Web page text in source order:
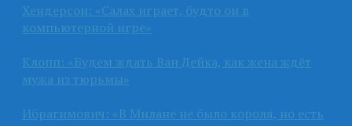
Хендерсон: «Салах играет, будто он в
компьютерной игре»
Клопп: «Будем ждать Ван Дейка, как жена ждёт
мужа из тюрьмы»
Ибрагимович: «В Милане не было короля, но есть